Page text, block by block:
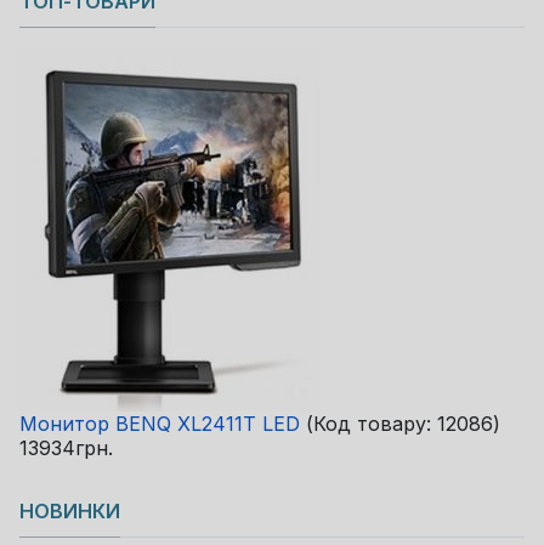
JoomShopping Download & Support
Монитор BENQ XL2411T LED (Код товару: 12086)
13934грн.
НОВИНКИ